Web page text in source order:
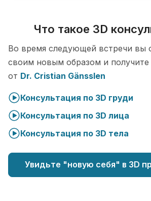
Что такое 3D
Во время следующей встречи вы
своим новым образом и
от Dr. Cristian Gänsslen
Консультация по 3D груди
Консультация по 3D лица
Консультация по 3D тела
Увидьте "новую себя" в 3D